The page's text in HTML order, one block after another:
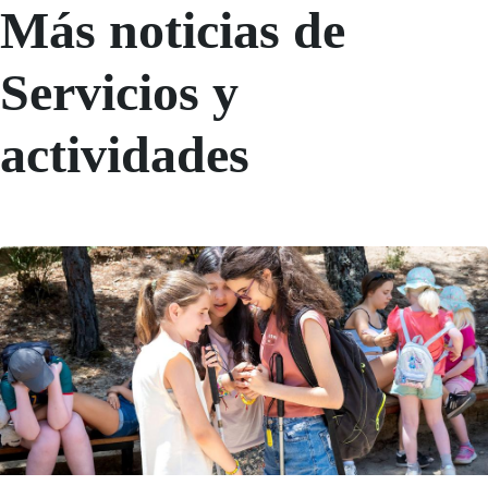
Más noticias de
Servicios y
actividades